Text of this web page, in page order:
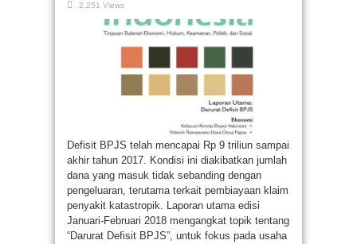
2,251 Views
Defisit BPJS telah mencapai Rp 9 triliun sampai
akhir tahun 2017. Kondisi ini diakibatkan jumlah
dana yang masuk tidak sebanding dengan
pengeluaran, terutama terkait pembiayaan klaim
penyakit katastropik. Laporan utama edisi
Januari-Februari 2018 mengangkat topik tentang
“Darurat Defisit BPJS”, untuk fokus pada usaha